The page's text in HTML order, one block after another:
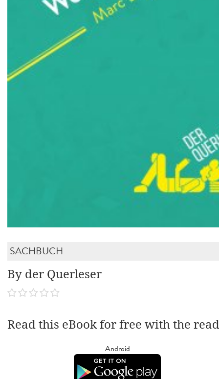
SACHBUCH
By der Querleser
Read this eBook for free with the
Android